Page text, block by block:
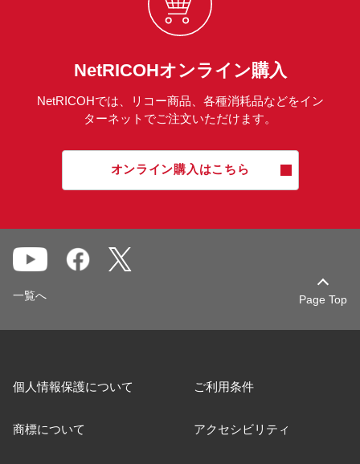
NetRICOHオンライン購入
NetRICOHでは、リコー商品、各種消耗品などをイン
ターネットでご注文いただけます。
オンライン購入はこちら
Page Top
一覧へ
個人情報保護について ご利用条件
商標について アクセシビリティ